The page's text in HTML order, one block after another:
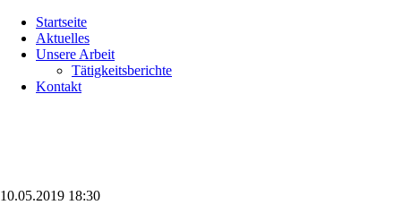
überspringen
Startseite
Aktuelles
Unsere Arbeit
Tätigkeitsberichte
Kontakt
10.05.2019 18:30